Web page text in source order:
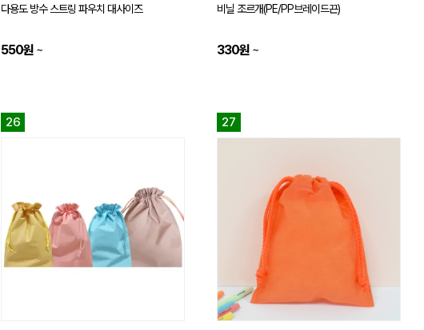
다용도 방수 스트링 파우치 대사이즈
550원 ~
비닐 조르개(PE/PP브레이드끈)
330원 ~
26 27